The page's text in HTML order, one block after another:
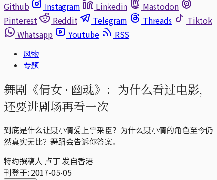
Github
Instagram Linkedin
Mastodon
Pinterest
Reddit Telegram Threads
Tiktok
Whatsapp
Youtube
RSS
风物
专题
舞剧《倩女 · 幽魂》：为什么看过电影，
还要进剧场再看一次
到底是什么让聂小倩爱上宁采臣？为什么聂小倩的角色至今仍
然真实无比？舞蹈会告诉你答案。
特约撰稿人 卢丁 发自香港
刊登于: 2017-05-05